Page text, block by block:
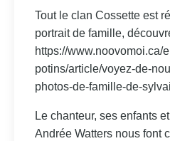
Tout le clan Cossette est
portrait de famille,
https://www.noovomoi.ca/
potins/article/voyez-de-
photos-de-famille-de-
Le chanteur, ses enfants
Andrée Watters nous font